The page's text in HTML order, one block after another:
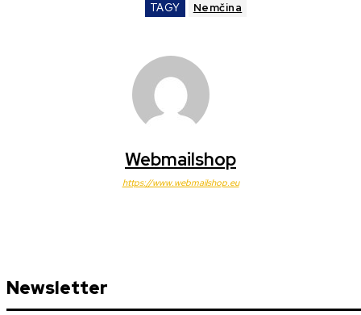
TAGY Nemčina
Webmailshop
https://www.webmailshop.eu
Newsletter